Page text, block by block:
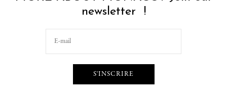
newsletter !